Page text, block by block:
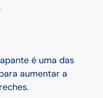
é uma das
aumentar a